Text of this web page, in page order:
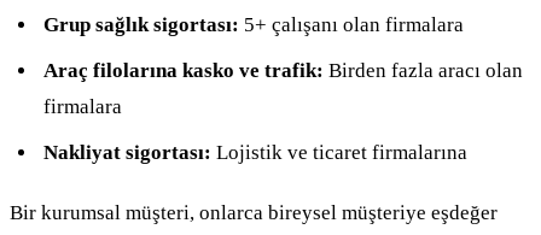
Grup sağlık sigortası: 5+ çalışanı olan firmalara
Araç filolarına kasko ve trafik: Birden fazla aracı olan
firmalara
Nakliyat sigortası: Lojistik ve ticaret firmalarına
Bir kurumsal müşteri, onlarca bireysel müşteriye eşdeğer